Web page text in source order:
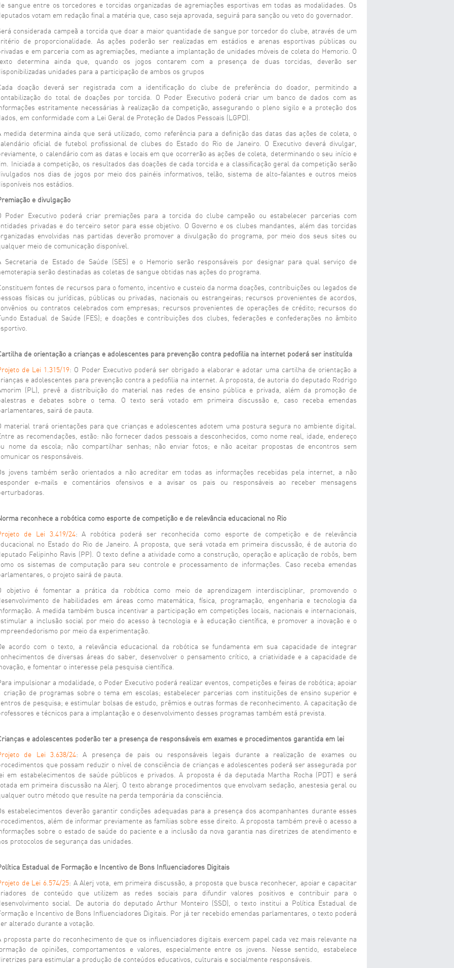
sangue entre os torcedores e torcidas organizadas de agremiações esportivas em todas as modalidades. Os
votam em redação final a matéria que, caso seja aprovada, seguirá para sanção ou veto do governador.
considerada campeã a torcida que doar a maior quantidade de sangue por torcedor do clube, através de um
de proporcionalidade. As ações poderão ser realizadas em estádios e arenas esportivas públicas ou
e em parceria com as agremiações, mediante a implantação de unidades móveis de coleta do Hemorio. O
determina ainda que, quando os jogos contarem com a presença de duas torcidas, deverão ser
unidades para a participação de ambos os grupos
doação deverá ser registrada com a identificação do clube de preferência do doador, permitindo a
do total de doações por torcida. O Poder Executivo poderá criar um banco de dados com as
estritamente necessárias à realização da competição, assegurando o pleno sigilo e a proteção dos
em conformidade com a Lei Geral de Proteção de Dados Pessoais (LGPD).
medida determina ainda que será utilizado, como referência para a definição das datas das ações de coleta, o
oficial de futebol profissional de clubes do Estado do Rio de Janeiro. O Executivo deverá divulgar,
o calendário com as datas e locais em que ocorrerão as ações de coleta, determinando o seu início e
Iniciada a competição, os resultados das doações de cada torcida e a classificação geral da competição serão
nos dias de jogos por meio dos painéis informativos, telão, sistema de alto-falantes e outros meios
nos estádios.
e divulgação
Poder Executivo poderá criar premiações para a torcida do clube campeão ou estabelecer parcerias com
privadas e do terceiro setor para esse objetivo. O Governo e os clubes mandantes, além das torcidas
envolvidas nas partidas deverão promover a divulgação do programa, por meio dos seus sites ou
meio de comunicação disponível.
Secretaria de Estado de Saúde (SES) e o Hemorio serão responsáveis por designar para qual serviço de
serão destinadas as coletas de sangue obtidas nas ações do programa.
fontes de recursos para o fomento, incentivo e custeio da norma doações, contribuições ou legados de
físicas ou jurídicas, públicas ou privadas, nacionais ou estrangeiras; recursos provenientes de acordos,
ou contratos celebrados com empresas; recursos provenientes de operações de crédito; recursos do
Estadual de Saúde (FES); e doações e contribuições dos clubes, federações e confederações no âmbito
de orientação a crianças e adolescentes para prevenção contra pedofilia na internet poderá ser instituída
de Lei 1.315/19: O Poder Executivo poderá ser obrigado a elaborar e adotar uma cartilha de orientação a
e adolescentes para prevenção contra a pedofilia na internet. A proposta, de autoria do deputado Rodrigo
(PL), prevê a distribuição do material nas redes de ensino pública e privada, além da promoção de
e debates sobre o tema. O texto será votado em primeira discussão e, caso receba emendas
sairá de pauta.
material trará orientações para que crianças e adolescentes adotem uma postura segura no ambiente digital.
as recomendações, estão: não fornecer dados pessoais a desconhecidos, como nome real, idade, endereço
nome da escola; não compartilhar senhas; não enviar fotos; e não aceitar propostas de encontros sem
os responsáveis.
jovens também serão orientados a não acreditar em todas as informações recebidas pela internet, a não
e-mails e comentários ofensivos e a avisar os pais ou responsáveis ao receber mensagens
reconhece a robótica como esporte de competição e de relevância educacional no Rio
de Lei 3.419/24: A robótica poderá ser reconhecida como esporte de competição e de relevância
no Estado do Rio de Janeiro. A proposta, que será votada em primeira discussão, é de autoria do
Felipinho Ravis (PP). O texto define a atividade como a construção, operação e aplicação de robôs, bem
os sistemas de computação para seu controle e processamento de informações. Caso receba emendas
o projeto sairá de pauta.
objetivo é fomentar a prática da robótica como meio de aprendizagem interdisciplinar, promovendo o
de habilidades em áreas como matemática, física, programação, engenharia e tecnologia da
A medida também busca incentivar a participação em competições locais, nacionais e internacionais,
a inclusão social por meio do acesso à tecnologia e à educação científica, e promover a inovação e o
por meio da experimentação.
acordo com o texto, a relevância educacional da robótica se fundamenta em sua capacidade de integrar
de diversas áreas do saber, desenvolver o pensamento crítico, a criatividade e a capacidade de
e fomentar o interesse pela pesquisa científica.
impulsionar a modalidade, o Poder Executivo poderá realizar eventos, competições e feiras de robótica; apoiar
criação de programas sobre o tema em escolas; estabelecer parcerias com instituições de ensino superior e
de pesquisa; e estimular bolsas de estudo, prêmios e outras formas de reconhecimento. A capacitação de
e técnicos para a implantação e o desenvolvimento desses programas também está prevista.
e adolescentes poderão ter a presença de responsáveis em exames e procedimentos garantida em lei
de Lei 3.638/24: A presença de pais ou responsáveis legais durante a realização de exames ou
que possam reduzir o nível de consciência de crianças e adolescentes poderá ser assegurada por
em estabelecimentos de saúde públicos e privados. A proposta é da deputada Martha Rocha (PDT) e será
em primeira discussão na Alerj. O texto abrange procedimentos que envolvam sedação, anestesia geral ou
outro método que resulte na perda temporária da consciência.
estabelecimentos deverão garantir condições adequadas para a presença dos acompanhantes durante esses
além de informar previamente as famílias sobre esse direito. A proposta também prevê o acesso a
sobre o estado de saúde do paciente e a inclusão da nova garantia nas diretrizes de atendimento e
protocolos de segurança das unidades.
Estadual de Formação e Incentivo de Bons Influenciadores Digitais
de Lei 6.574/25: A Alerj vota, em primeira discussão, a proposta que busca reconhecer, apoiar e capacitar
de conteúdo que utilizem as redes sociais para difundir valores positivos e contribuir para o
social. De autoria do deputado Arthur Monteiro (SSD), o texto institui a Política Estadual de
e Incentivo de Bons Influenciadores Digitais. Por já ter recebido emendas parlamentares, o texto poderá
alterado durante a votação.
proposta parte do reconhecimento de que os influenciadores digitais exercem papel cada vez mais relevante na
de opiniões, comportamentos e valores, especialmente entre os jovens. Nesse sentido, estabelece
para estimular a produção de conteúdos educativos, culturais e socialmente responsáveis.